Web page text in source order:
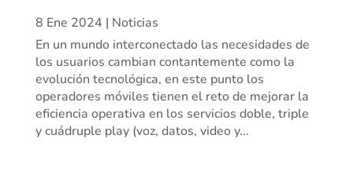
8 Ene 2024 | Noticias
En un mundo interconectado las necesidades de
los usuarios cambian contantemente como la
evolución tecnológica, en este punto los
operadores móviles tienen el reto de mejorar la
eficiencia operativa en los servicios doble, triple
y cuádruple play (voz, datos, video y...